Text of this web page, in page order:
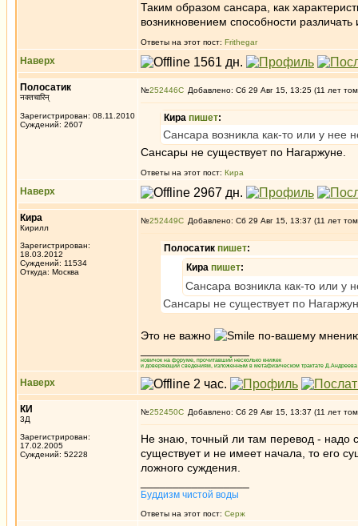
Таким образом сансара, как
возникновением способности
Ответы на этот пост: Frithegar
Наверх
Полосатик
नक्तचारिन्
Зарегистрирован: 08.11.2010
Суждений: 2607
№252446 Добавлено: Сб 29 Авг 15, 13:25 (11 лет
Кира пишет:
Сансара возникла как-то или у нее
Сансары не существует по Нагаржуне.
Ответы на этот пост: Кира
Наверх
Кира
Кирилл
Зарегистрирован:
18.03.2012
Суждений: 11534
Откуда: Москва
№252449 Добавлено: Сб 29 Авг 15, 13:37 (11 лет
Полосатик пишет:
Кира пишет:
Сансара возникла как-то или у
Сансары не существует по
Это не важно
по-вашему
новичок на форуме, прочитавший несколько книжек
и доверяющий сведениям, изложенным в метафизическом трактате
Наверх
КИ
3Д
Зарегистрирован:
17.02.2005
Суждений: 52228
№252450 Добавлено: Сб 29 Авг 15, 13:37 (11 лет
Не знаю, точный ли там перевод - надо
существует и не имеет начала, то его
ложного суждения.
Буддизм чистой воды
Ответы на этот пост: Серж